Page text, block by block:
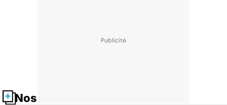
Nos fiches santé